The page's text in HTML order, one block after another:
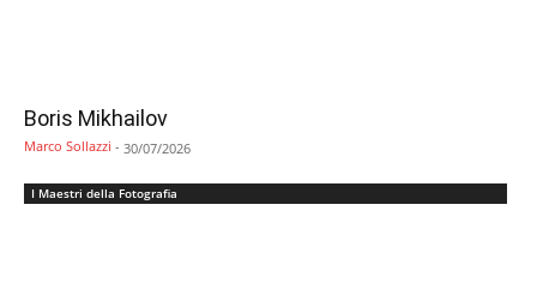
Boris Mikhailov
Marco Sollazzi - 30/07/2026
I Maestri della Fotografia